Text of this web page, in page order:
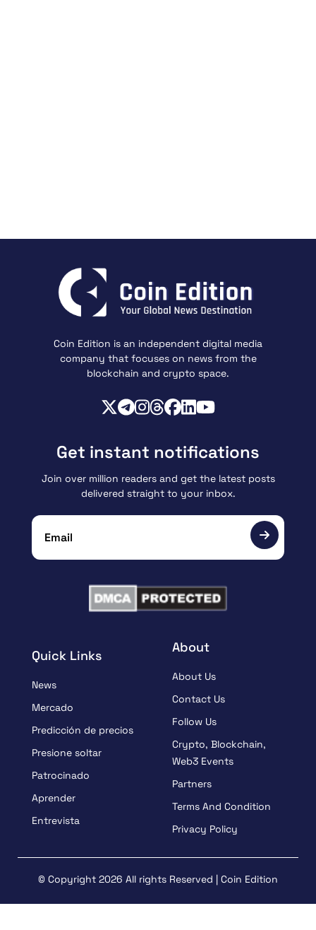
Coin Edition is an independent digital media
company that focuses on news from the
blockchain and crypto space.
Quick Links
News
Mercado
Predicción de precios
Presione soltar
Patrocinado
Aprender
Entrevista
About
About Us
Contact Us
Follow Us
Crypto, Blockchain,
Web3 Events
Partners
Terms And Condition
Privacy Policy
Get instant notifications
Join over million readers and get the latest posts
delivered straight to your inbox.
© Copyright 2026 All rights Reserved | Coin Edition